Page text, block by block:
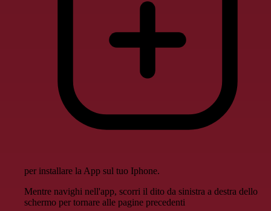
per installare la App sul tuo Iphone.
Mentre navighi nell'app, scorri il dito da sinistra a destra dello
schermo per tornare alle pagine precedenti